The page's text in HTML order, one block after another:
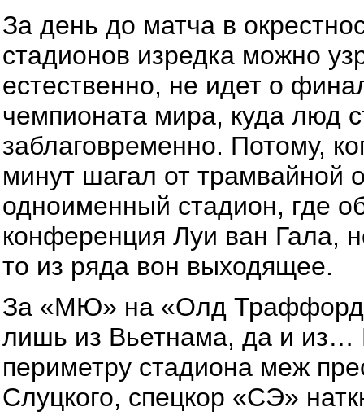
За день до матча в
стадионов изредка можно
естественно, не идет о
чемпионата мира, куда люд
заблаговременно. Потому,
минут шагал от
одноименный стадион, где
конференция Луи ван Гала,
то из ряда вон выходящее.
За «МЮ» на «Олд
лишь из Вьетнама, да и из…
периметру стадиона меж
Слуцкого, спецкор «СЭ»